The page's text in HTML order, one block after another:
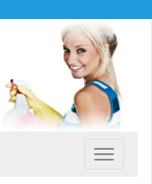
Toggle